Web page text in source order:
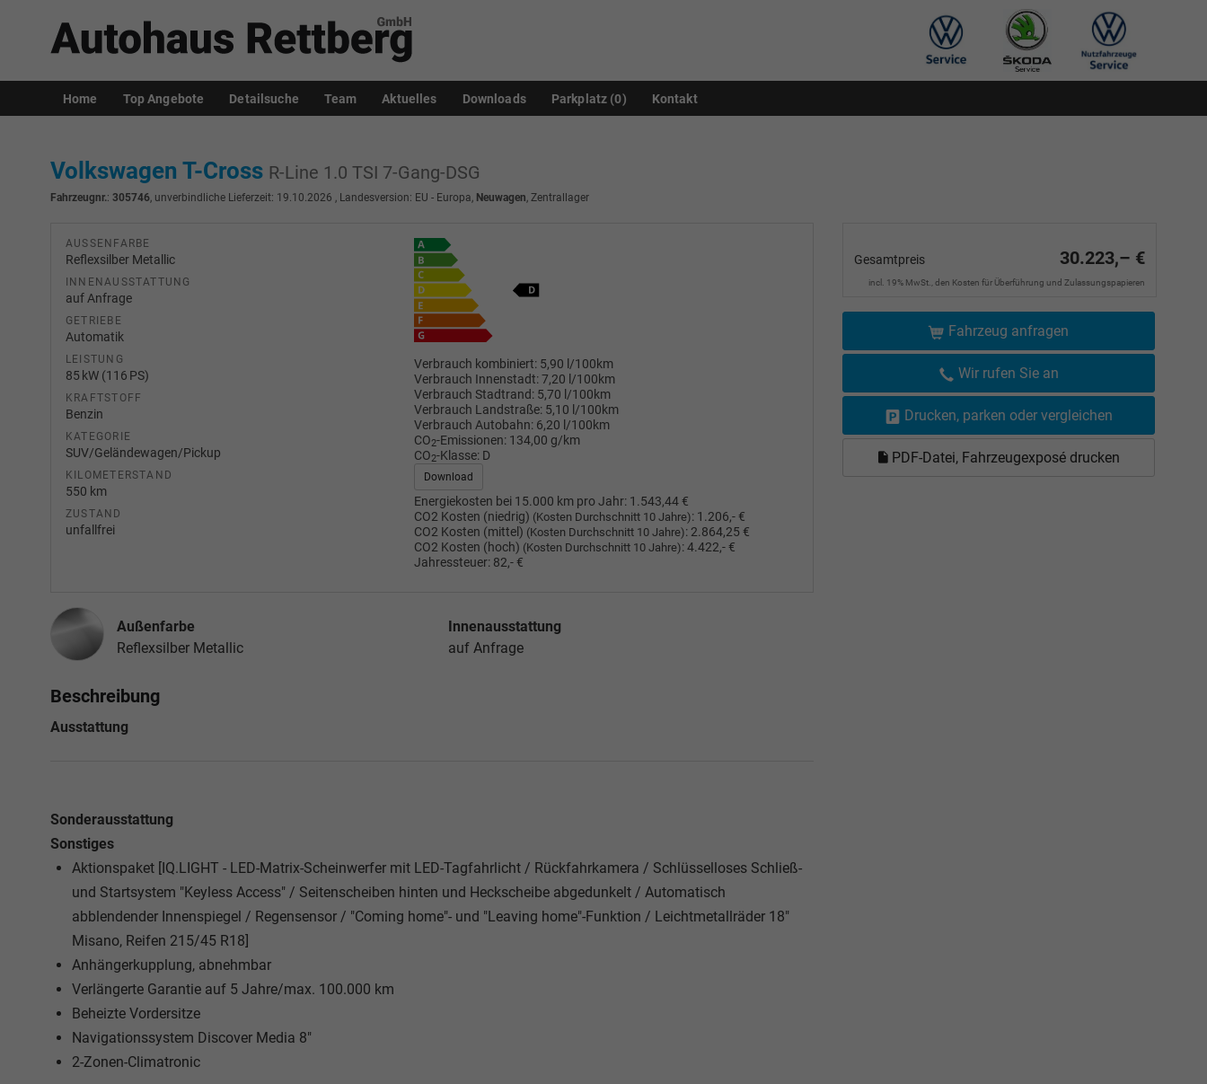
Home Top Angebote Detailsuche Team Aktuelles Downloads Parkplatz (0) Kontakt
Volkswagen T-Cross R-Line 1.0 TSI 7-Gang-DSG
Fahrzeugnr.: 305746, unverbindliche Lieferzeit: 19.10.2026 , Landesversion: EU - Europa, Neuwagen, Zentrallager
Gesamtpreis 30.223,– €
incl. 19% MwSt., den Kosten für Überführung und Zulassungspapieren
Fahrzeug anfragen
Wir rufen Sie an
Drucken, parken oder vergleichen
PDF-Datei, Fahrzeugexposé drucken
AUSSENFARBE
Reflexsilber Metallic
INNENAUSSTATTUNG
auf Anfrage
GETRIEBE
Automatik
LEISTUNG
85 kW (116 PS)
KRAFTSTOFF
Benzin
KATEGORIE
SUV/Geländewagen/Pickup
KILOMETERSTAND
550 km
ZUSTAND
unfallfrei
Verbrauch kombiniert: 5,90 l/100km
Verbrauch Innenstadt:7,20 l/100km
Verbrauch Stadtrand: 5,70 l/100km
Verbrauch Landstraße: 5,10 l/100km
Verbrauch Autobahn: 6,20 l/100km
CO2-Emissionen: 134,00 g/km
CO2-Klasse: D
Download
Energiekosten bei 15.000 km pro Jahr: 1.543,44 €
CO2 Kosten (niedrig) (Kosten Durchschnitt 10 Jahre): 1.206,- €
CO2 Kosten (mittel) (Kosten Durchschnitt 10 Jahre): 2.864,25 €
CO2 Kosten (hoch) (Kosten Durchschnitt 10 Jahre):4.422,- €
Jahressteuer: 82,- €
Außenfarbe
Reflexsilber Metallic
Innenausstattung
auf Anfrage
Beschreibung
Ausstattung
Sonderausstattung
Sonstiges
Aktionspaket [IQ.LIGHT - LED-Matrix-Scheinwerfer mit LED-Tagfahrlicht / Rückfahrkamera / Schlüsselloses Schließ-
und Startsystem "Keyless Access" / Seitenscheiben hinten und Heckscheibe abgedunkelt / Automatisch
abblendender Innenspiegel / Regensensor / "Coming home"- und "Leaving home"-Funktion / Leichtmetallräder 18"
Misano, Reifen 215/45 R18]
Anhängerkupplung, abnehmbar
Verlängerte Garantie auf 5 Jahre/max. 100.000 km
Beheizte Vordersitze
Navigationssystem Discover Media 8"
2-Zonen-Climatronic